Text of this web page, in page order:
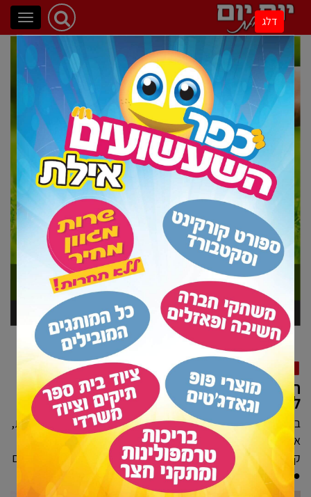
דלג
פתיחת
ניווט
אטרקציות באילת
המסאז'ים ומכוני הספא המומלצים באילת
ל-2026
בין הים, החוף והבריכה, לבין שלל הקניות, המסעדות והאטרקציות,
אילת היא גם ממלכה של טיפולי ספא ומסאג'ים במגוון שיטות ●
קלאסי, שבדי, ספורט, אירובדה, אבנים חמות ואפילו בארבע ידיים
● ריכזנו עבורכם את מכוני...